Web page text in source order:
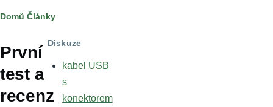
Drobečková
navigace
Domů Články
První
test a
recenz
Diskuze
kabel USB
s
konektorem